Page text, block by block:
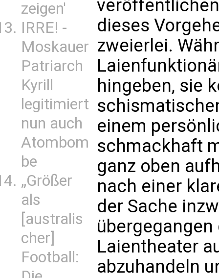
zeigen'
IRRE! -
Moskauer
Patriarch
Kyrill
legitimiert
nun auch
Atombom
be
„Größer
als
[australis
cher]
Football:
dieses
zweierlei.
hingeben, sie
einem
schmackhaft
ganz oben
nach einer
der Sache
Laientheater
abzuhandeln